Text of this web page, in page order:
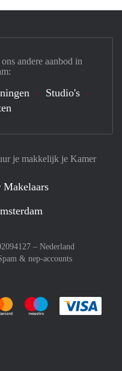
je makkelijk je Kamer
Makelaars
– Nederland
& nep-accounts
gemakkelijk af met Paypal
Je rekent gemakkelijk af met
Je rekent
andere aanbod in
Studio's